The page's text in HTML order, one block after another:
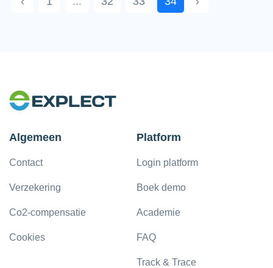
Algemeen
Contact
Verzekering
Co2-compensatie
Cookies
Platform
Login platform
Boek demo
Academie
FAQ
Track & Trace